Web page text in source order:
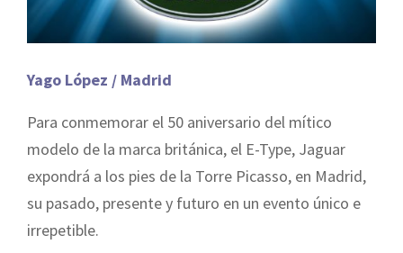
Yago López / Madrid
Para conmemorar el 50 aniversario del mítico
modelo de la marca británica, el E-Type, Jaguar
expondrá a los pies de la Torre Picasso, en Madrid,
su pasado, presente y futuro en un evento único e
irrepetible.